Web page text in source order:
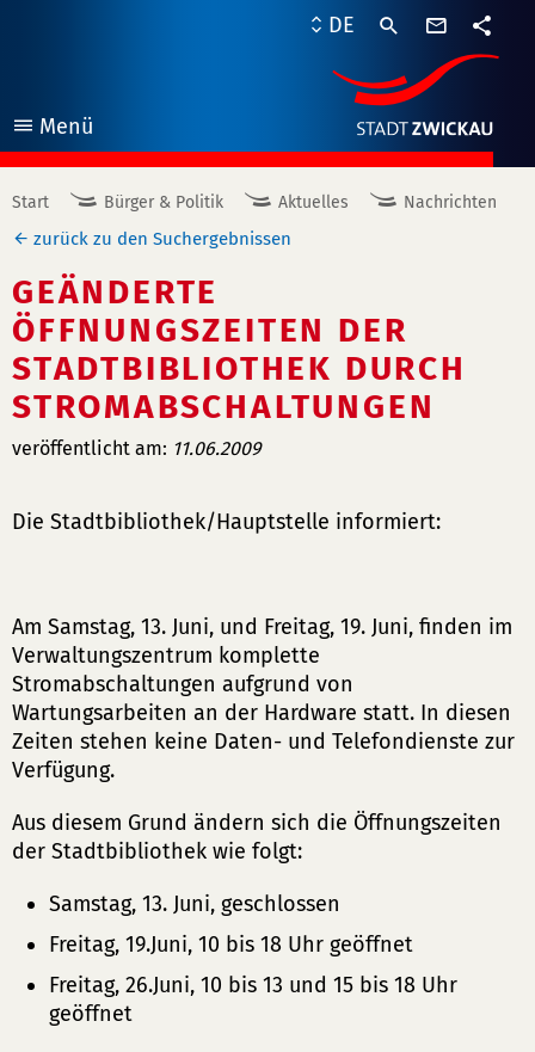
Menü
öffnen
DE
Start Bürger & Politik Aktuelles Nachrichten
zurück zu den Suchergebnissen
GEÄNDERTE
ÖFFNUNGSZEITEN DER
STADTBIBLIOTHEK DURCH
STROMABSCHALTUNGEN
veröffentlicht am: 11.06.2009
Die Stadtbibliothek/Hauptstelle informiert:
Am Samstag, 13. Juni, und Freitag, 19. Juni, finden im
Verwaltungszentrum komplette
Stromabschaltungen aufgrund von
Wartungsarbeiten an der Hardware statt. In diesen
Zeiten stehen keine Daten- und Telefondienste zur
Verfügung.
Aus diesem Grund ändern sich die Öffnungszeiten
der Stadtbibliothek wie folgt:
Samstag, 13. Juni, geschlossen
Freitag, 19.Juni, 10 bis 18 Uhr geöffnet
Freitag, 26.Juni, 10 bis 13 und 15 bis 18 Uhr
geöffnet